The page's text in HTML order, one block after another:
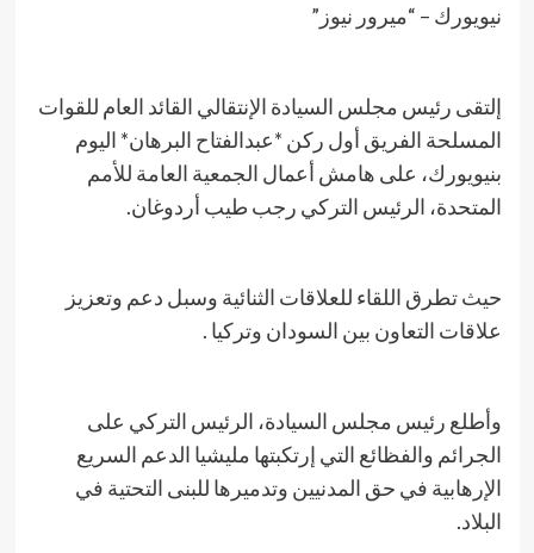
نيويورك – “ميرور نيوز”
إلتقى رئيس مجلس السيادة الإنتقالي القائد العام للقوات
المسلحة الفريق أول ركن *عبدالفتاح البرهان* اليوم
بنيويورك، على هامش أعمال الجمعية العامة للأمم
المتحدة، الرئيس التركي رجب طيب أردوغان.
حيث تطرق اللقاء للعلاقات الثنائية وسبل دعم وتعزيز
علاقات التعاون بين السودان وتركيا .
وأطلع رئيس مجلس السيادة، الرئيس التركي على
الجرائم والفظائع التي إرتكبتها مليشيا الدعم السريع
الإرهابية في حق المدنيين وتدميرها للبنى التحتية في
البلاد.